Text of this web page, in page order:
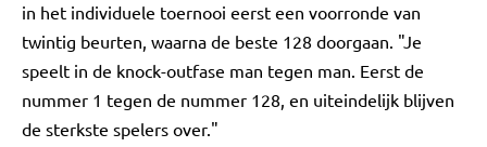
in het individuele toernooi eerst een voorronde van
twintig beurten, waarna de beste 128 doorgaan. "Je
speelt in de knock-outfase man tegen man. Eerst de
nummer 1 tegen de nummer 128, en uiteindelijk blijven
de sterkste spelers over."